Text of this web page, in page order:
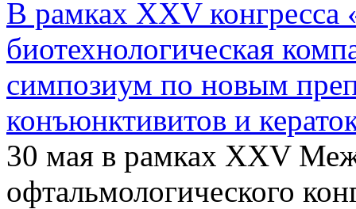
В рамках XXV конгресса
биотехнологическая
симпозиум по новым
конъюнктивитов и
30 мая в рамках XXV
офтальмологического